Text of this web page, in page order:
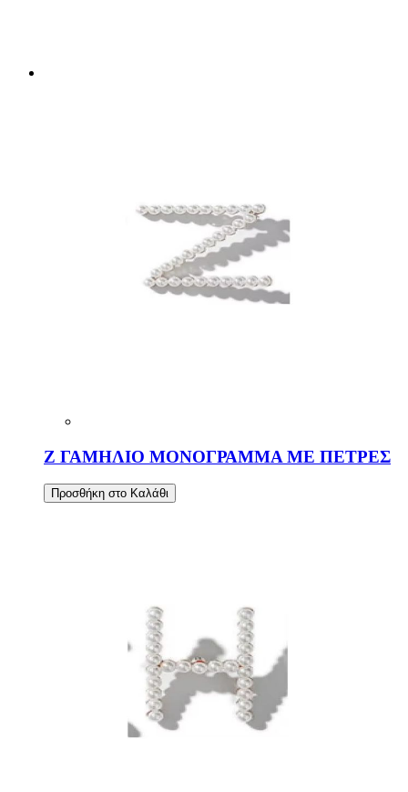
Ζ ΓΑΜΗΛΙΟ ΜΟΝΟΓΡΑΜΜΑ ΜΕ ΠΕΤΡΕΣ
Προσθήκη στο Καλάθι